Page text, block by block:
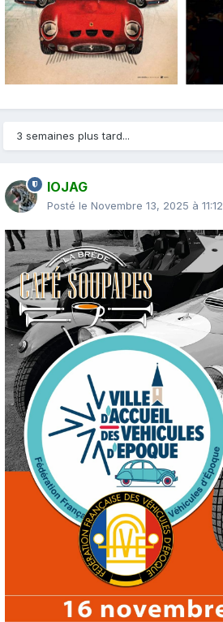
3 semaines plus tard...
IOJAG
Posté le Novembre 13, 2025 à 11:12